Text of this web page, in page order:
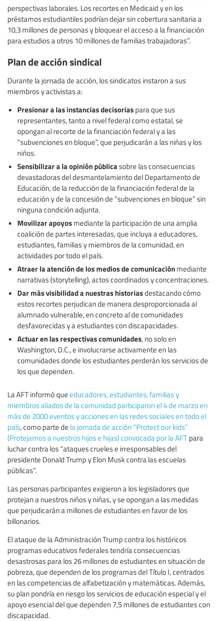
perspectivas laborales. Los recortes en Medicaid y en los
préstamos estudiantiles podrían dejar sin cobertura sanitaria a
10,3 millones de personas y bloquear el acceso a la financiación
para estudios a otros 10 millones de familias trabajadoras”.
Plan de acción sindical
Durante la jornada de acción, los sindicatos instaron a sus
miembros y activistas a:
Presionar a las instancias decisorias para que sus
representantes, tanto a nivel federal como estatal, se
opongan al recorte de la financiación federal y a las
“subvenciones en bloque”, que perjudicarán a las niñas y los
niños.
Sensibilizar a la opinión públicasobre las consecuencias
devastadoras del desmantelamiento del Departamento de
Educación, de la reducción de la financiación federal de la
educación y de la concesión de “subvenciones en bloque” sin
ninguna condición adjunta.
Movilizar apoyos mediante la participación de una amplia
coalición de partes interesadas, que incluya a educadores,
estudiantes, familias y miembros de la comunidad, en
actividades por todo el país.
Atraer la atención de los medios de comunicación mediante
narrativas (storytelling), actos coordinados y concentraciones.
Dar más visibilidad a nuestras historiasdestacando cómo
estos recortes perjudican de manera desproporcionada al
alumnado vulnerable, en concreto al de comunidades
desfavorecidas y a estudiantes con discapacidades.
Actuar en las respectivas comunidades, no solo en
Washington, D.C., e involucrarse activamente en las
comunidades donde los estudiantes perderán los servicios de
los que dependen.
La AFT informó que educadores, estudiantes, familias y
miembros aliados de la comunidad participaron el 4 de marzo en
más de 2000 eventos y acciones en las redes sociales en todo el
país, como parte de la jornada de acción “Protect our kids”
(Protejamos a nuestros hijos e hijas) convocada por la AFT para
luchar contra los “ataques crueles e irresponsables del
presidente Donald Trump y Elon Musk contra las escuelas
públicas”.
Las personas participantes exigieron a los legisladores que
protejan a nuestros niños y niñas, y se opongan a las medidas
que perjudicarán a millones de estudiantes en favor de los
billonarios.
El ataque de la Administración Trump contra los históricos
programas educativos federales tendría consecuencias
desastrosas para los 26 millones de estudiantes en situación de
pobreza, que dependen de los programas del Título I, centrados
en las competencias de alfabetización y matemáticas. Además,
su plan pondría en riesgo los servicios de educación especial y el
apoyo esencial del que dependen 7,5 millones de estudiantes con
discapacidad.